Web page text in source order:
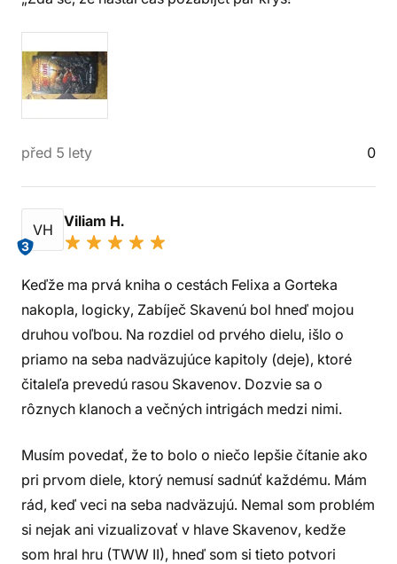
před 5 lety 0
VH
3
Viliam H.
Keďže ma prvá kniha o cestách Felixa a Gorteka
nakopla, logicky, Zabíječ Skavenú bol hneď mojou
druhou voľbou. Na rozdiel od prvého dielu, išlo o
priamo na seba nadväzujúce kapitoly (deje), ktoré
čitaleľa prevedú rasou Skavenov. Dozvie sa o
rôznych klanoch a večných intrigách medzi nimi.
Musím povedať, že to bolo o niečo lepšie čítanie ako
pri prvom diele, ktorý nemusí sadnúť každému. Mám
rád, keď veci na seba nadväzujú. Nemal som problém
si nejak ani vizualizovať v hlave Skavenov, kedže
som hral hru (TWW II), hneď som si tieto potvori